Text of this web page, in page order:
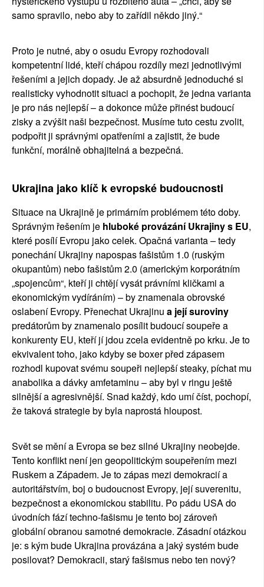
samo spravilo, nebo aby to zařídil někdo jiný.“
Proto je nutné, aby o osudu Evropy rozhodovali
kompetentní lidé, kteří chápou rozdíly mezi jednotlivými
řešeními a jejich dopady. Je až absurdně jednoduché si
realisticky vyhodnotit situaci a pochopit, že jedna varianta
je pro nás nejlepší – a dokonce může přinést budoucí
zisky a zvýšit naši bezpečnost. Musíme tuto cestu zvolit,
podpořit ji správnými opatřeními a zajistit, že bude
funkční, morálně obhajitelná a bezpečná.
Ukrajina jako klíč k evropské budoucnosti
Situace na Ukrajině je primárním problémem této doby.
Správným řešením je hluboké provázání Ukrajiny s EU,
které posílí Evropu jako celek. Opačná varianta – tedy
ponechání Ukrajiny napospas fašistům 1.0 (ruským
okupantům) nebo fašistům 2.0 (americkým korporátním
„spojencům“, kteří ji chtějí vysát právními kličkami a
ekonomickým vydíráním) – by znamenala obrovské
oslabení Evropy. Přenechat Ukrajinu a její suroviny
predátorům by znamenalo posílit budoucí soupeře a
konkurenty EU, kteří jí jdou zcela evidentně po krku. Je to
ekvivalent toho, jako kdyby se boxer před zápasem
rozhodl kupovat svému soupeři nejlepší steaky, píchat mu
anabolika a dávky amfetaminu – aby byl v ringu ještě
silnější a agresivnější. Snad každý, kdo umí číst, pochopí,
že taková strategie by byla naprostá hloupost.
Svět se mění a Evropa se bez silné Ukrajiny neobejde.
Tento konflikt není jen geopolitickým soupeřením mezi
Ruskem a Západem. Je to zápas mezi demokracií a
autoritářstvím, boj o budoucnost Evropy, její suverenitu,
bezpečnost a ekonomickou stabilitu. Po pádu USA do
úvodních fází techno-fašismu je tento boj zároveň
globální obranou samotné demokracie. Zásadní otázkou
je: s kým bude Ukrajina provázána a jaký systém bude
posilovat? Demokracii, starý fašismus nebo ten nový?